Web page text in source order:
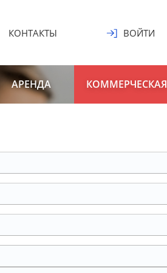
КОНТАКТЫ ВОЙТИ
АРЕНДА КОММЕРЧЕСКАЯ